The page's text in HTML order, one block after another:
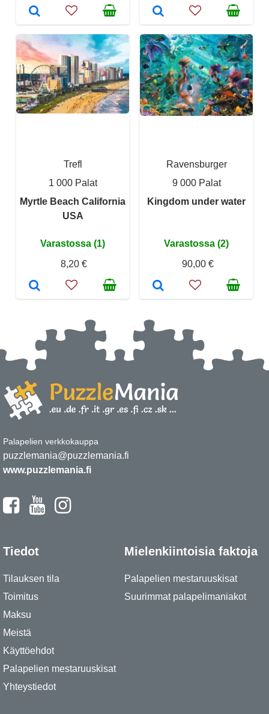
Trefl
1 000 Palat
Myrtle Beach California
USA
Varastossa (1)
8,20 €
Ravensburger
9 000 Palat
Kingdom under water
Varastossa (2)
90,00 €
Palapelien verkkokauppa
puzzlemania@puzzlemania.fi
www.puzzlemania.fi
Tiedot
Tilauksen tila
Toimitus
Maksu
Meistä
Käyttöehdot
Palapelien mestaruuskisat
Yhteystiedot
Mielenkiintoisia faktoja
Palapelien mestaruuskisat
Suurimmat palapelimaniakot